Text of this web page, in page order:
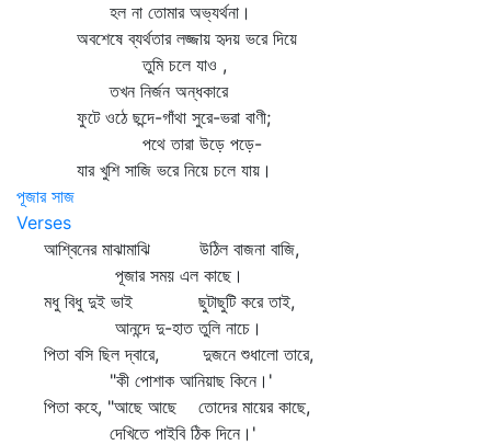
হল না তোমার অভ্যর্থনা।
অবশেষে ব্যর্থতার লজ্জায় হৃদয় ভরে দিয়ে
তুমি চলে যাও ,
তখন নির্জন অন্ধকারে
ফুটে ওঠে ছন্দে-গাঁথা সুরে-ভরা বাণী;
পথে তারা উড়ে পড়ে-
যার খুশি সাজি ভরে নিয়ে চলে যায়।
পূজার সাজ
Verses
আশ্বিনের মাঝামাঝি উঠিল বাজনা বাজি,
পূজার সময় এল কাছে।
মধু বিধু দুই ভাই ছুটাছুটি করে তাই,
আনন্দে দু-হাত তুলি নাচে।
পিতা বসি ছিল দ্বারে, দুজনে শুধালো তারে,
"কী পোশাক আনিয়াছ কিনে।'
পিতা কহে, "আছে আছে তোদের মায়ের কাছে,
দেখিতে পাইবি ঠিক দিনে।'